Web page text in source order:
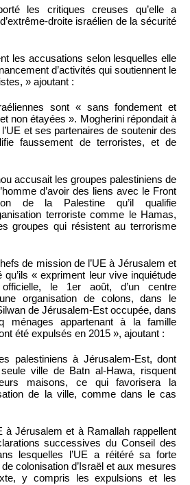
les critiques creuses qu’elle a
droite israélien de la sécurité
les accusations selon lesquelles elle
d’activités qui soutiennent le
» ajoutant :
sont « sans fondement et
non étayées ». Mogherini répondait à
et ses partenaires de soutenir des
faussement de terroristes, et de
accusait les groupes palestiniens de
d’avoir des liens avec le Front
de la Palestine qu’il qualifie
terroriste comme le Hamas,
groupes qui résistent au terrorisme
de mission de l’UE à Jérusalem et
« expriment leur vive inquiétude
officielle, le 1er août, d’un centre
organisation de colons, dans le
de Jérusalem-Est occupée, dans
ménages appartenant à la famille
été expulsés en 2015 », ajoutant :
palestiniens à Jérusalem-Est, dont
ville de Batn al-Hawa, risquent
maisons, ce qui favorisera la
de la ville, comme dans le cas
à Jérusalem et à Ramallah rappellent
successives du Conseil des
lesquelles l’UE a réitéré sa forte
colonisation d’Israël et aux mesures
y compris les expulsions et les